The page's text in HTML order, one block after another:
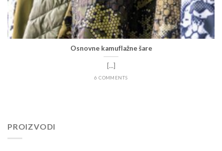
Osnovne kamuflažne šare
[...]
6 COMMENTS
PROIZVODI